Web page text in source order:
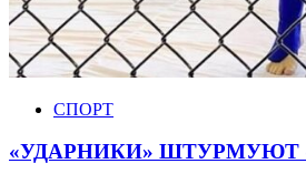
СПОРТ
«УДАРНИКИ» ШТУРМУЮТ